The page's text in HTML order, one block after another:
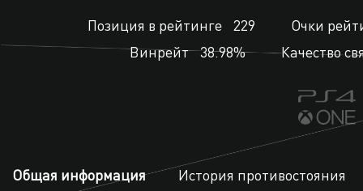
Позиция в рейтинге 229
Очки
Винрейт 38.98% Качество
Общая информация История противостояния